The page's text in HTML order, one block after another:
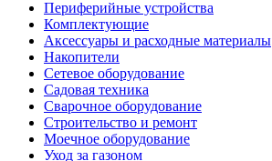
Периферийные устройства
Комплектующие
Аксессуары и расходные материалы
Накопители
Сетевое оборудование
Садовая техника
Сварочное оборудование
Строительство и ремонт
Моечное оборудование
Уход за газоном